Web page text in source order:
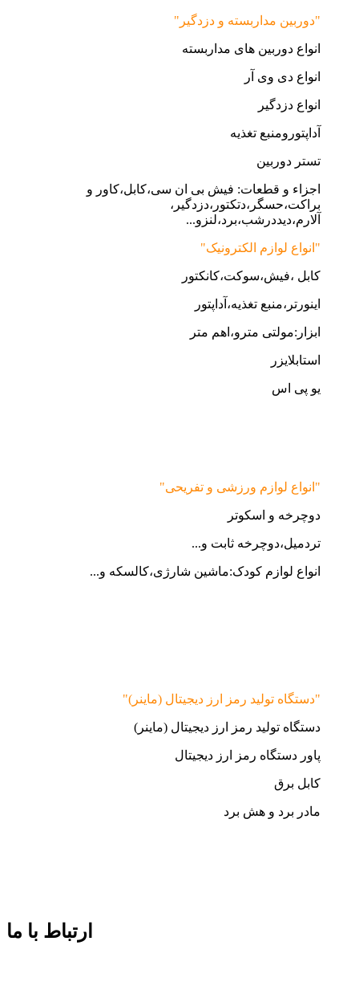
"دوربین مداربسته و دزدگیر"
انواع دوربین های مداربسته
انواع دی وی آر
انواع دزدگیر
آداپتورومنبع تغذیه
تستر دوربین
اجزاء و قطعات: فیش بی ان سی،کابل،کاور و
براکت،حسگر،دتکتور،دزدگیر،
آلارم،دیددرشب،برد،لنزو...
"انواع لوازم الکترونیک"
کابل ،فیش،سوکت،کانکتور
اینورتر،منبع تغذیه،آداپتور
ابزار:مولتی مترو،اهم متر
استابلایزر
یو پی اس
"انواع لوازم ورزشی و تفریحی"
دوچرخه و اسکوتر
تردمیل،دوچرخه ثابت و...
انواع لوازم کودک:ماشین شارژی،کالسکه و...
"دستگاه تولید رمز ارز دیجیتال (ماینر)"
دستگاه تولید رمز ارز دیجیتال (ماینر)
پاور دستگاه رمز ارز دیجیتال
کابل برق
مادر برد و هش برد
ارتباط با ما